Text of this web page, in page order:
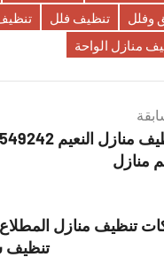
وفلل
تنظيف فلل
منازل الواحة
منازل
تنظيف